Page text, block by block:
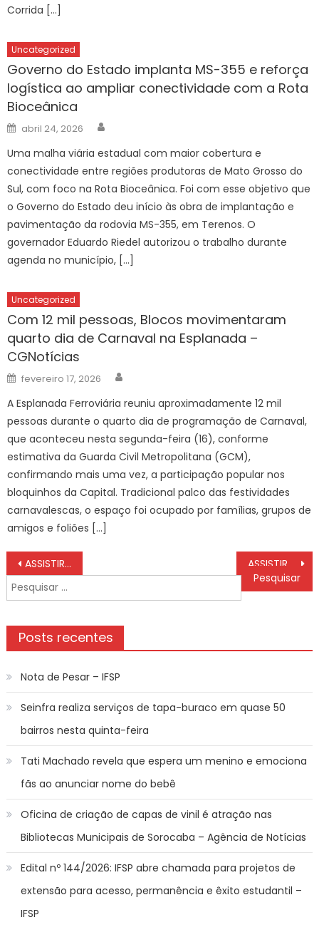
Corrida […]
Uncategorized
Governo do Estado implanta MS-355 e reforça
logística ao ampliar conectividade com a Rota
Bioceânica
Posted
on
abril 24, 2026
Uma malha viária estadual com maior cobertura e
conectividade entre regiões produtoras de Mato Grosso do
Sul, com foco na Rota Bioceânica. Foi com esse objetivo que
o Governo do Estado deu início às obra de implantação e
pavimentação da rodovia MS-355, em Terenos. O
governador Eduardo Riedel autorizou o trabalho durante
agenda no município, […]
Uncategorized
Com 12 mil pessoas, Blocos movimentaram
quarto dia de Carnaval na Esplanada –
CGNotícias
Posted
on
fevereiro 17, 2026
A Esplanada Ferroviária reuniu aproximadamente 12 mil
pessoas durante o quarto dia de programação de Carnaval,
que aconteceu nesta segunda-feira (16), conforme
estimativa da Guarda Civil Metropolitana (GCM),
confirmando mais uma vez, a participação popular nos
bloquinhos da Capital. Tradicional palco das festividades
carnavalescas, o espaço foi ocupado por famílias, grupos de
amigos e foliões […]
Navegação
de
Post
ASSISTIR AO VIVO América de Cali x Corinthians COPA Sul-Americana 2025, HOJE (08/04), ESCALAÇÃO E PALPITES
Pesquisar
por:
Posts recentes
Nota de Pesar – IFSP
Seinfra realiza serviços de tapa-buraco em quase 50
bairros nesta quinta-feira
Tati Machado revela que espera um menino e emociona
fãs ao anunciar nome do bebê
Oficina de criação de capas de vinil é atração nas
Bibliotecas Municipais de Sorocaba – Agência de Notícias
Edital nº 144/2026: IFSP abre chamada para projetos de
extensão para acesso, permanência e êxito estudantil –
IFSP